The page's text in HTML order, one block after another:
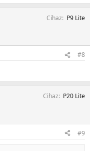
Cihaz P9 Lite
#8
Cihaz P20 Lite
#9